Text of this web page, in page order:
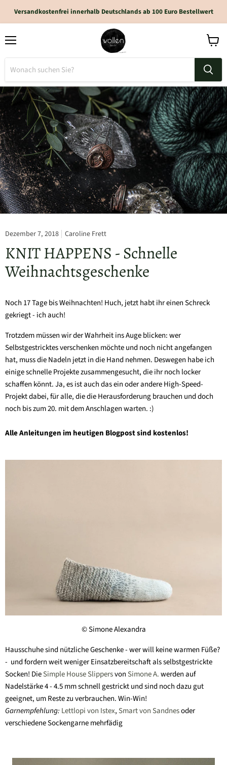
Versandkostenfrei innerhalb Deutschlands ab 100 Euro Bestellwert
Dezember 7, 2018 Caroline Frett
KNIT HAPPENS - Schnelle
Weihnachtsgeschenke
Noch 17 Tage bis Weihnachten! Huch, jetzt habt ihr einen Schreck
gekriegt - ich auch!
Trotzdem müssen wir der Wahrheit ins Auge blicken: wer
Selbstgestricktes verschenken möchte und noch nicht angefangen
hat, muss die Nadeln jetzt in die Hand nehmen. Deswegen habe ich
einige schnelle Projekte zusammengesucht, die ihr noch locker
schaffen könnt. Ja, es ist auch das ein oder andere High-Speed-
Projekt dabei, für alle, die die Herausforderung brauchen und doch
noch bis zum 20. mit dem Anschlagen warten. :)
Alle Anleitungen im heutigen Blogpost sind kostenlos!
© Simone Alexandra
Hausschuhe sind nützliche Geschenke - wer will keine warmen Füße?
- und fordern weit weniger Einsatzbereitschaft als selbstgestrickte
Socken! DieSimple House SlippersvonSimone A.werden auf
Nadelstärke 4 - 4.5 mm schnell gestrickt und sind noch dazu gut
geeignet, um Reste zu verbrauchen. Win-Win!
Garnempfehlung: Lettlopi von Istex,Smart von Sandnesoder
verschiedene Sockengarne mehrfädig